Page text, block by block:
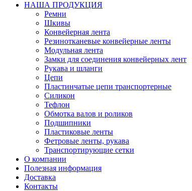
НАША ПРОДУКЦИЯ
Ремни
Шкивы
Конвейерная лента
Резинотканевые конвейерные ленты
Модульная лента
Замки для соединения конвейерных лент
Рукава и шланги
Цепи
Пластинчатые цепи транспортерные
Силикон
Тефлон
Обмотка валов и роликов
Подшипники
Пластиковые ленты
Фетровые ленты, рукава
Транспортирующие сетки
О компании
Полезная информация
Доставка
Контакты